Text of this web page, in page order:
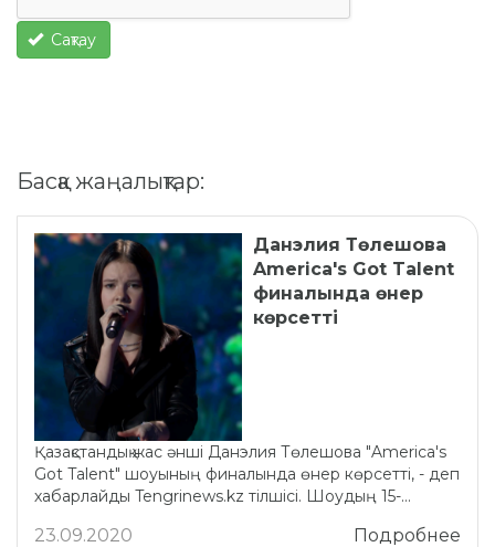
Сақтау
Басқа жаңалықтар:
Данэлия Төлешова
America's Got Talent
финалында өнер
көрсетті
Қазақстандық жас әнші Данэлия Төлешова "America's
Got Talent" шоуының финалында өнер көрсетті, - деп
хабарлайды Tengrinews.kz тілшісі. Шоудың 15-...
Подробнее
23.09.2020